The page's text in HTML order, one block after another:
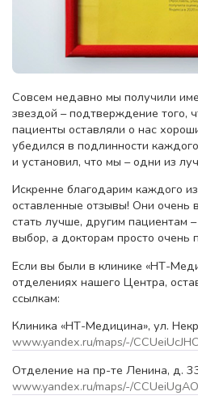
Совсем недавно мы получили
звездой – подтверждение того,
пациенты оставляли о нас
убедился в подлинности
и установил, что мы – одни из
Искренне благодарим каждого
оставленные отзывы! Они очень
стать лучше, другим пациентам
выбор, а докторам просто очень
Если вы были в клинике «НТ-
отделениях нашего Центра,
ссылкам:
Клиника «НТ-Медицина», ул.
www.yandex.ru/maps/-/CCUeiUcJHC
Отделение на пр-те Ленина, д.
www.yandex.ru/maps/-/